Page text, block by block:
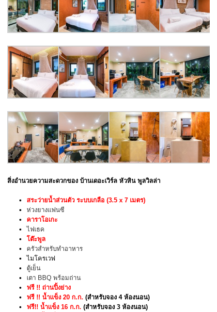
สิ่งอำนวยความสะดวกของ บ้านเดอะเวิร์ล หัวหิน พูลวิลล่า
สระว่ายน้ำส่วนตัว ระบบเกลือ (3.5 x 7 เมตร)
ห่วงยางแฟนซี
คาราโอเกะ
ไฟเธค
โต๊ะพูล
ครัวสำหรับทำอาหาร
ไมโครเวฟ
ตู้เย็น
เตา BBQ พร้อมถ่าน
ฟรี !! ถ่านปิ้งย่าง
ฟรี !! น้ำแข็ง 20 ก.ก. (สำหรับจอง 4 ห้องนอน)
ฟรี!! น้ำแข็ง 16 ก.ก. (สำหรับจอง 3 ห้องนอน)